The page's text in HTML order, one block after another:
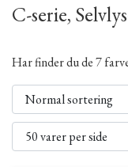
C-serie,
Har finder du de 7